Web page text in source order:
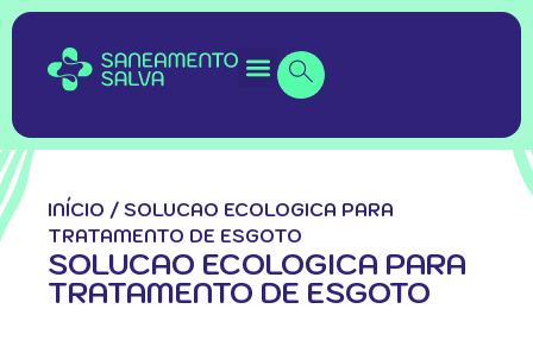
INÍCIO / SOLUCAO ECOLOGICA PARA
TRATAMENTO DE ESGOTO
SOLUCAO ECOLOGICA PARA
TRATAMENTO DE ESGOTO